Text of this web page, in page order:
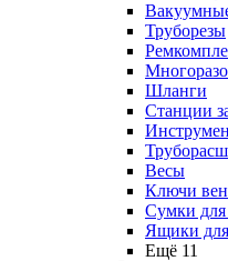
Труборезы
Шланги
Станции
Весы
Ключи
Сумки для
Ящики
Ещё 11